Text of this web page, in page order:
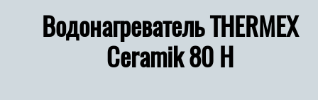
Водонагреватель THERMEX
Ceramik 80 H